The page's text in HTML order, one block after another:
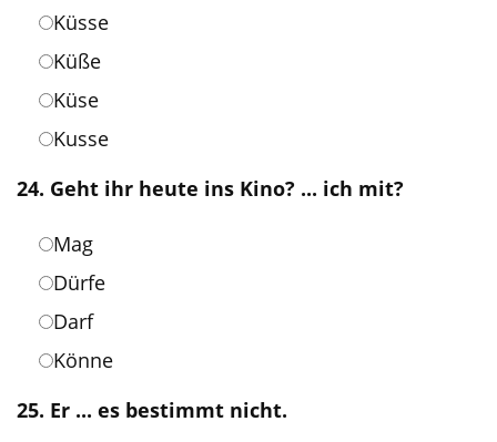
Küsse
Küße
Küse
Kusse
24. Geht ihr heute ins Kino? ... ich mit?
Mag
Dürfe
Darf
Könne
25. Er ... es bestimmt nicht.